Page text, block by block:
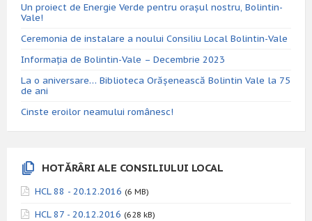
Un proiect de Energie Verde pentru orașul nostru, Bolintin-
Vale!
Ceremonia de instalare a noului Consiliu Local Bolintin-Vale
Informația de Bolintin-Vale – Decembrie 2023
La o aniversare… Biblioteca Orăşenească Bolintin Vale la 75
de ani
Cinste eroilor neamului românesc!
HOTĂRÂRI ALE CONSILIULUI LOCAL
HCL 88 - 20.12.2016 (6 MB)
HCL 87 - 20.12.2016 (628 kB)